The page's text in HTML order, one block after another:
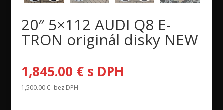
20″ 5×112 AUDI Q8 E-
TRON originál disky NEW
1,845.00 €s DPH
1,500.00€ bez DPH